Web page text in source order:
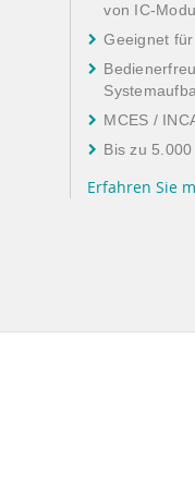
von IC-
Geeignet
MCES /
Bis zu 5.000
Erfahren Sie